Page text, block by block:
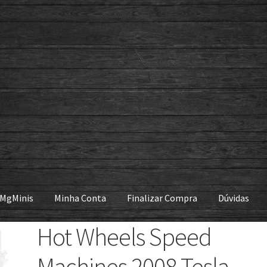
Minha Conta Finalizar Compra Dúvidas
Hot Wheels Speed